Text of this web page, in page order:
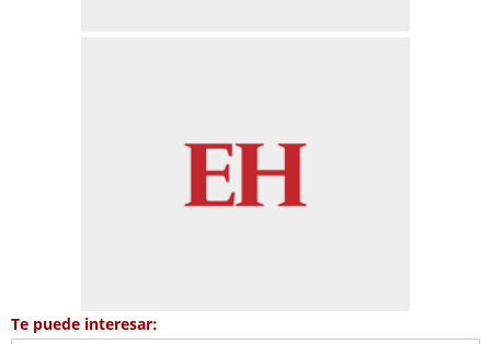
Te puede interesar: